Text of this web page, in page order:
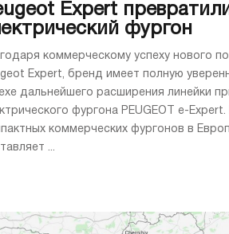
Expert
фургон
коммерческому успеху нового
Expert, бренд имеет полную
дальнейшего расширения линейки
фургона PEUGEOT e-
коммерческих фургонов в
...